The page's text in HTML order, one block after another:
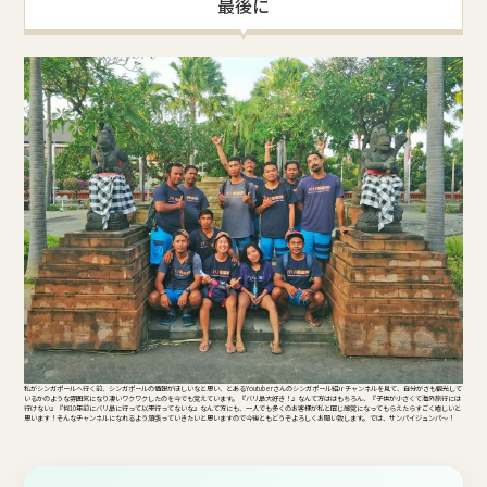
私がシンガポールへ行く前、シンガポールの情報がほしいなと思い、とあるYoutuberさんのシンガポール紹介チャンネルを見て、自分がさも観光して
いるかのような雰囲気になり凄いワクワクしたのを今でも覚えています。 『バリ島大好き！』なんて方ははもちろん、『子供が小さくて海外旅行には
行けない』『何10年前にバリ島に行って以来行ってないな』なんて方にも、一人でも多くのお客様が私と同じ感覚になってもらえたらすごく嬉しいと
思います！そんなチャンネルになれるよう頑張っていきたいと思いますので今後ともどうぞよろしくお願い致します。 では、サンパイジュンパ～！